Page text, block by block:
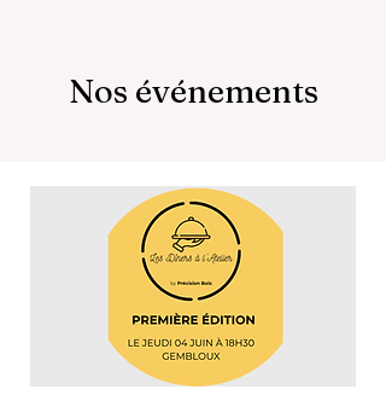
Nos événements